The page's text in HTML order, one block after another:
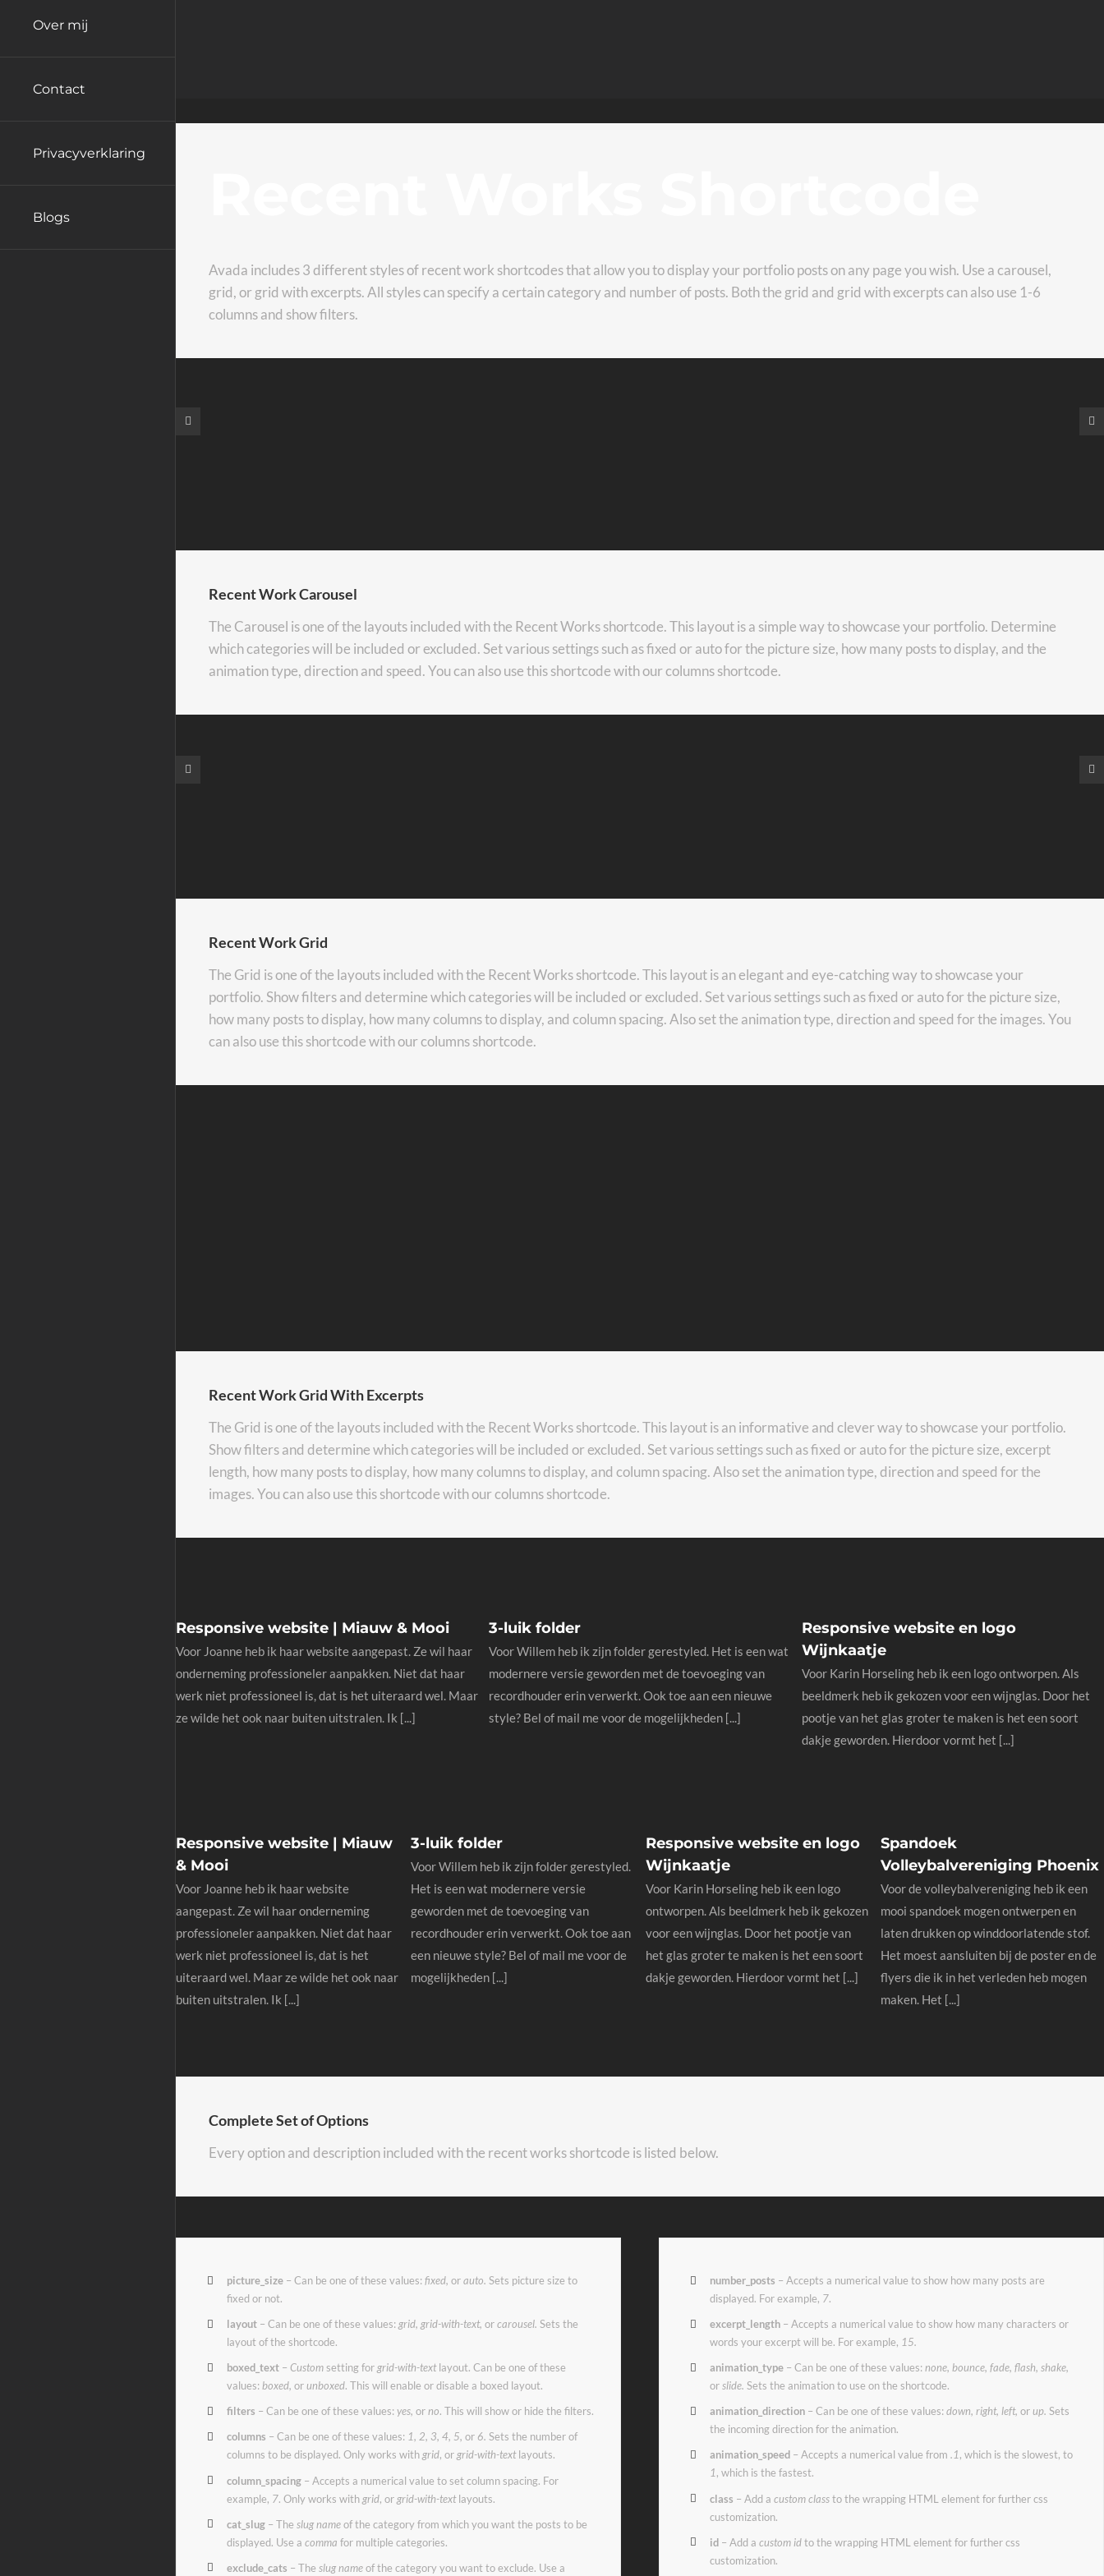
Over mij
Contact
Privacyverklaring
Blogs
Avada includes 3 different styles of recent work shortcodes that allow you to display your portfolio posts on any page you wish. Use a carousel,
grid, or grid with excerpts. All styles can specify a certain category and number of posts. Both the grid and grid with excerpts can also use 1-6
columns and show filters.
Recent Work Carousel
The Carousel is one of the layouts included with the Recent Works shortcode. This layout is a simple way to showcase your portfolio. Determine
which categories will be included or excluded. Set various settings such as fixed or auto for the picture size, how many posts to display, and the
animation type, direction and speed. You can also use this shortcode with our columns shortcode.
Recent Work Grid
The Grid is one of the layouts included with the Recent Works shortcode. This layout is an elegant and eye-catching way to showcase your
portfolio. Show filters and determine which categories will be included or excluded. Set various settings such as fixed or auto for the picture size,
how many posts to display, how many columns to display, and column spacing. Also set the animation type, direction and speed for the images. You
can also use this shortcode with our columns shortcode.
Recent Work Grid With Excerpts
The Grid is one of the layouts included with the Recent Works shortcode. This layout is an informative and clever way to showcase your portfolio.
Show filters and determine which categories will be included or excluded. Set various settings such as fixed or auto for the picture size, excerpt
length, how many posts to display, how many columns to display, and column spacing. Also set the animation type, direction and speed for the
images. You can also use this shortcode with our columns shortcode.
Responsive website | Miauw & Mooi
Voor Joanne heb ik haar website aangepast. Ze wil haar
onderneming professioneler aanpakken. Niet dat haar
werk niet professioneel is, dat is het uiteraard wel. Maar
ze wilde het ook naar buiten uitstralen. Ik [...]
3-luik folder
Voor Willem heb ik zijn folder gerestyled. Het is een wat
modernere versie geworden met de toevoeging van
recordhouder erin verwerkt. Ook toe aan een nieuwe
style? Bel of mail me voor de mogelijkheden [...]
Responsive website en logo
Wijnkaatje
Voor Karin Horseling heb ik een logo ontworpen. Als
beeldmerk heb ik gekozen voor een wijnglas. Door het
pootje van het glas groter te maken is het een soort
dakje geworden. Hierdoor vormt het [...]
Responsive website | Miauw
& Mooi
Voor Joanne heb ik haar website
aangepast. Ze wil haar onderneming
professioneler aanpakken. Niet dat haar
werk niet professioneel is, dat is het
uiteraard wel. Maar ze wilde het ook naar
buiten uitstralen. Ik [...]
3-luik folder
Voor Willem heb ik zijn folder gerestyled.
Het is een wat modernere versie
geworden met de toevoeging van
recordhouder erin verwerkt. Ook toe aan
een nieuwe style? Bel of mail me voor de
mogelijkheden [...]
Responsive website en logo
Wijnkaatje
Voor Karin Horseling heb ik een logo
ontworpen. Als beeldmerk heb ik gekozen
voor een wijnglas. Door het pootje van
het glas groter te maken is het een soort
dakje geworden. Hierdoor vormt het [...]
Spandoek
Volleybalvereniging Phoenix
Voor de volleybalvereniging heb ik een
mooi spandoek mogen ontwerpen en
laten drukken op winddoorlatende stof.
Het moest aansluiten bij de poster en de
flyers die ik in het verleden heb mogen
maken. Het [...]
Complete Set of Options
Every option and description included with the recent works shortcode is listed below.
picture_size – Can be one of these values: fixed,orauto.Sets picture size to
fixed or not.
layout – Can be one of these values:grid, grid-with-text,orcarousel.Sets the
layout of the shortcode.
boxed_text –Customsetting forgrid-with-textlayout. Can be one of these
values:boxed, orunboxed. This will enable or disable a boxed layout.
filters – Can be one of these values:yes,orno. This will show or hide the filters.
columns – Can be one of these values: 1, 2, 3, 4, 5,or 6. Sets the number of
columns to be displayed. Only works withgrid, orgrid-with-textlayouts.
column_spacing – Accepts a numerical value to set column spacing. For
example, 7. Only works withgrid, orgrid-with-textlayouts.
cat_slug – Theslug nameof the category from which you want the posts to be
displayed. Use acomma for multiple categories.
exclude_cats – Theslug nameof the category you want to exclude. Use a
number_posts – Accepts a numerical value to show how many posts are
displayed. For example, 7.
excerpt_length– Accepts a numerical value to show how many characters or
words your excerpt will be. For example, 15.
animation_type– Can be one of these values:none, bounce, fade, flash, shake,
orslide. Sets the animation to use on the shortcode.
animation_direction– Can be one of these values:down, right, left, orup. Sets
the incoming direction for the animation.
animation_speed– Accepts a numerical value from .1, which is the slowest, to
1, which is the fastest.
class – Add a custom classto the wrapping HTML element for further css
customization.
id– Add a custom idto the wrapping HTML element for further css
customization.